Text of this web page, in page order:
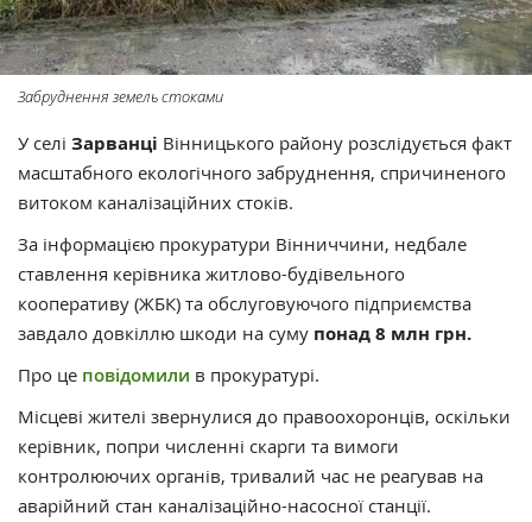
Забруднення земель стоками
У селі Зарванці Вінницького району розслідується факт
масштабного екологічного забруднення, спричиненого
витоком каналізаційних стоків.
За інформацією прокуратури Вінниччини, недбале
ставлення керівника житлово-будівельного
кооперативу (ЖБК) та обслуговуючого підприємства
завдало довкіллю шкоди на суму понад 8 млн грн.
Про це повідомили в прокуратурі.
Місцеві жителі звернулися до правоохоронців, оскільки
керівник, попри численні скарги та вимоги
контролюючих органів, тривалий час не реагував на
аварійний стан каналізаційно-насосної станції.